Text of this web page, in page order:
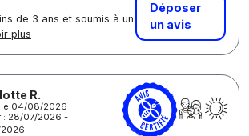
de 3 ans et soumis à un
plus
Déposer
un avis
R.
04/08/2026
: 28/07/2026 -